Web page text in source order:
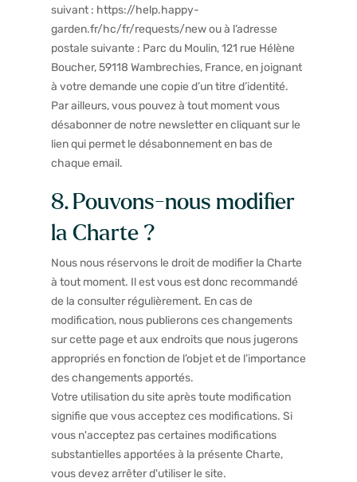
suivant : https://help.happy-
garden.fr/hc/fr/requests/newou à l’adresse
postale suivante : Parc du Moulin, 121 rue Hélène
Boucher, 59118 Wambrechies, France, en joignant
à votre demande une copie d’un titre d’identité.
Par ailleurs, vous pouvez à tout moment vous
désabonner de notre newsletter en cliquant sur le
lien qui permet le désabonnement en bas de
chaque email.
8. Pouvons-nous modifier
la Charte ?
Nous nous réservons le droit de modifier la Charte
à tout moment. Il est vous est donc recommandé
de la consulter régulièrement. En cas de
modification, nous publierons ces changements
sur cette page et aux endroits que nous jugerons
appropriés en fonction de l’objet et de l’importance
des changements apportés.
Votre utilisation du site après toute modification
signifie que vous acceptez ces modifications. Si
vous n'acceptez pas certaines modifications
substantielles apportées à la présente Charte,
vous devez arrêter d'utiliser le site.